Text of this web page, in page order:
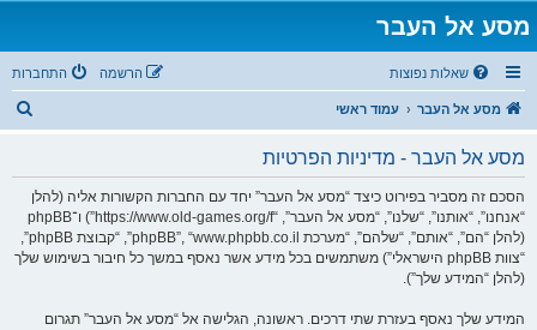
מסע אל העבר
שאלות נפוצות התחברות הרשמה
מסע אל העבר עמוד ראשי
מסע אל העבר - מדיניות הפרטיות
הסכם זה מסביר בפירוט כיצד “מסע אל העבר” יחד עם החברות הקשורות אליה (להלן
“אנחנו”, “אותנו”, “שלנו”, “מסע אל העבר”, “https://www.old-games.org/f”) ו־phpBB
(להלן “הם”, “אותם”, “שלהם”, “מערכת phpBB”, “www.phpbb.co.il”, “קבוצת phpBB”,
“צוות phpBB הישראלי”) משתמשים בכל מידע אשר נאסף במשך כל חיבור בשימוש שלך
(להלן “המידע שלך”).
המידע שלך נאסף בעזרת שתי דרכים. ראשונה, הגלישה אל “מסע אל העבר” תגרום